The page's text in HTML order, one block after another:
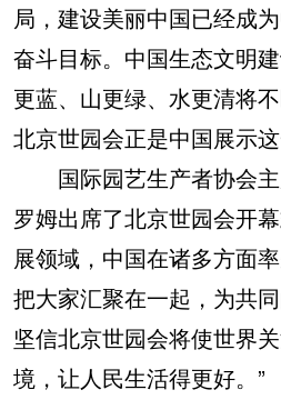
局，建设美丽中国已经成
奋斗目标。中国生态文明
更蓝、山更绿、水更清将
北京世园会正是中国展示
国际园艺生产者协会主
罗姆出席了北京世园会开
展领域，中国在诸多方面
把大家汇聚在一起，为共
坚信北京世园会将使世界
境，让人民生活得更好。”